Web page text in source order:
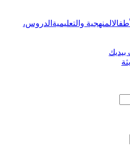
المنهجية والتعليمية الدروس،